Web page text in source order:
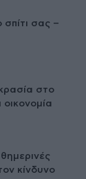
σας –
στο
κίνδυνο